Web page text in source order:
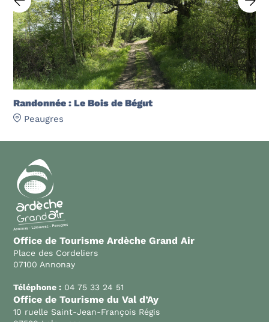
Randonnée : Le Bois de Bégut
Peaugres
Office de Tourisme Ardèche Grand Air
Place des Cordeliers
07100 Annonay
Téléphone : 04 75 33 24 51
Office de Tourisme du Val d’Ay
10 ruelle Saint-Jean-François Régis